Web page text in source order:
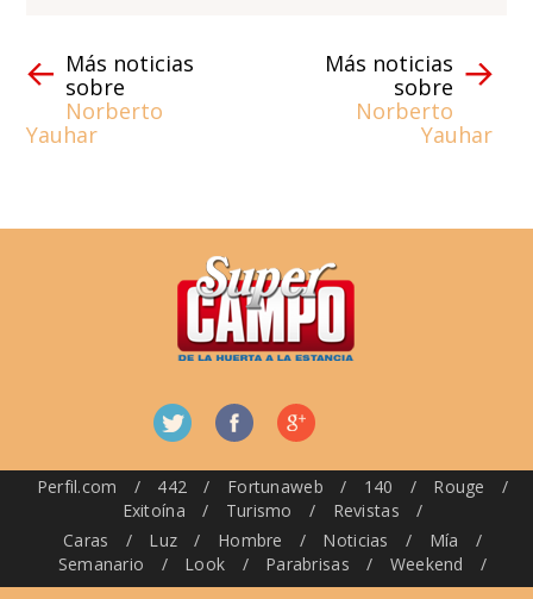
Más noticias
sobre
Norberto
Yauhar
Más noticias
sobre
Norberto
Yauhar
Perfil.com / 442 / Fortunaweb / 140 / Rouge
/
Exitoína
/ Turismo / Revistas
/
Caras
/ Luz / Hombre / Noticias / Mía
/
Semanario
/ Look / Parabrisas / Weekend /